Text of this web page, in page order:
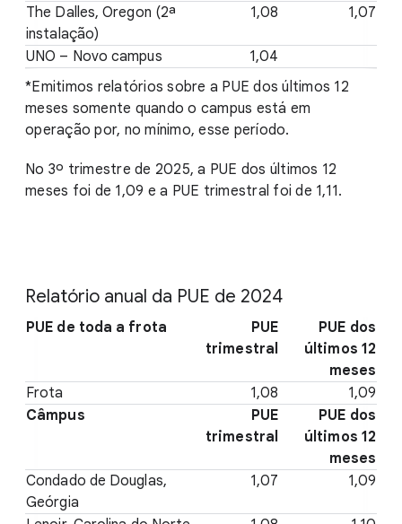
The Dalles, Oregon (2ª
instalação)
1,08 1,07
UNO – Novo campus
1,04
*Emitimos relatórios sobre a PUE dos últimos 12
meses somente quando o campus está em
operação por, no mínimo, esse período.
No 3º trimestre de 2025, a PUE dos últimos 12
meses foi de 1,09 e a PUE trimestral foi de 1,11.
Relatório anual da PUE de 2024
PUE de toda a frota
PUE
trimestral
PUE dos
últimos 12
meses
Frota
1,08
1,09
Câmpus
PUE
trimestral
PUE dos
últimos 12
meses
Condado de Douglas,
Geórgia
1,07 1,09